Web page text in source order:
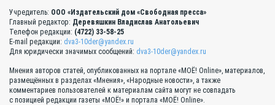
Учредитель: ООО «Издательский дом «Свободная пресса»
Главный редактор: Деревяшкин Владислав Анатольевич
Телефон редакции: (4722) 33-58-25
E-mail редакции: dva3-10der@yandex.ru
Для юридически значимых сообщений: dva3-10der@yandex.ru
Мнения авторов статей, опубликованных на портале «МОЁ! Online», материалов,
размещённых в разделах «Мнения», «Народные новости», а также
комментариев пользователей к материалам сайта могут не совпадать
с позицией редакции газеты «МОЁ!» и портала «МОЁ! Online».